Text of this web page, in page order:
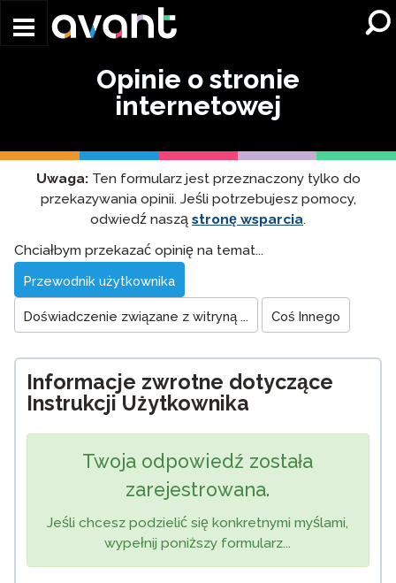
Opinie o stronie
internetowej
Uwaga:Ten formularz jest przeznaczony tylko do
przekazywania opinii. Jeśli potrzebujesz pomocy,
odwiedź naszą stronę wsparcia.
Website
Feedback
Chciałbym przekazać opinię na temat...
Przewodnik użytkownika
Doświadczenie związane z witryną ... Coś Innego
Informacje zwrotne dotyczące
Instrukcji Użytkownika
Twoja odpowiedź została
zarejestrowana.
Jeśli chcesz podzielić się konkretnymi myślami,
wypełnij poniższy formularz...